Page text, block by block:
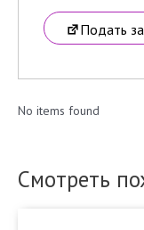
Подать
No items found
Смотреть